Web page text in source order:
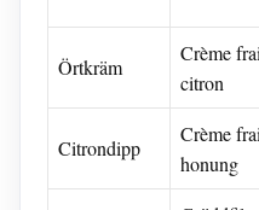
Örtkräm
Crème
citron
Citrondipp
Crème
honung